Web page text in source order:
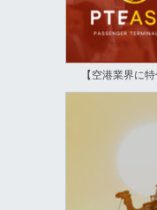
【空港業界に